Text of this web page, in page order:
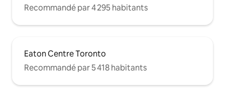
Recommandé par 4 295 habitants
Eaton Centre Toronto
Recommandé par 5 418 habitants